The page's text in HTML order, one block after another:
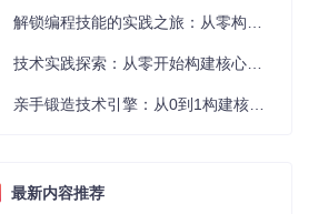
解锁编程技能的实践之旅：从零构建你的技术世界
技术实践探索：从零开始构建核心系统的实践指南
亲手锻造技术引擎：从0到1构建核心系统的实践指南
最新内容推荐